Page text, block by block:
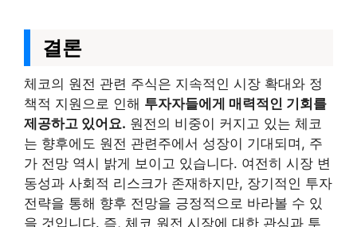
결론
체코의 원전 관련 주식은 지속적인 시장 확대와 정
책적 지원으로 인해 투자자들에게 매력적인 기회를
제공하고 있어요. 원전의 비중이 커지고 있는 체코
는 향후에도 원전 관련주에서 성장이 기대되며, 주
가 전망 역시 밝게 보이고 있습니다. 여전히 시장 변
동성과 사회적 리스크가 존재하지만, 장기적인 투자
전략을 통해 향후 전망을 긍정적으로 바라볼 수 있
을 것입니다. 즉, 체코 원전 시장에 대한 관심과 투